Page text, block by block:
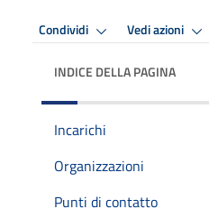
Condividi Vedi azioni
INDICE DELLA PAGINA
Incarichi
Organizzazioni
Punti di contatto